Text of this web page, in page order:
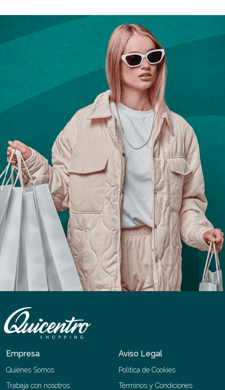
Empresa
Quiénes Somos
Trabaja con nosotros
Aviso Legal
Política de Cookies
Términos y Condiciones